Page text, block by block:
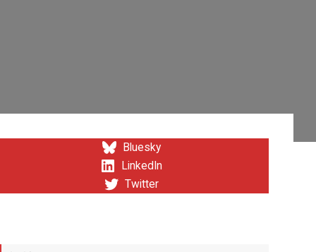
Bluesky
LinkedIn
Twitter